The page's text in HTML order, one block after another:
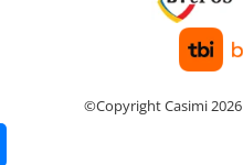
©Copyright Casimi 2026